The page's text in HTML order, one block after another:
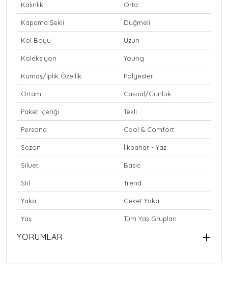
Kalınlık Orta
Kapama Şekli Düğmeli
Kol Boyu Uzun
Koleksiyon Young
Kumaş/İplik Özellik Polyester
Ortam Casual/Günlük
Paket İçeriği Tekli
Persona Cool & Comfort
Sezon İlkbahar - Yaz
Siluet Basic
Stil Trend
Yaka Ceket Yaka
Yaş Tüm Yaş Grupları
YORUMLAR